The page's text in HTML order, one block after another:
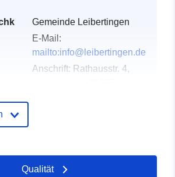
Gemeinde Leibertingen
E-Mail:
mailto:info@leibertingen.de
Anschrift: Rathausstr. 4,
Zu data.europa.eu hinzugefügt:
21 February 2026
Qualität